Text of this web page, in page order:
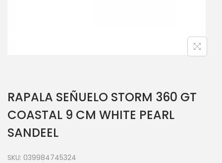
RAPALA SEÑUELO STORM 360 GT
COASTAL 9 CM WHITE PEARL
SANDEEL
SKU: 039984745324